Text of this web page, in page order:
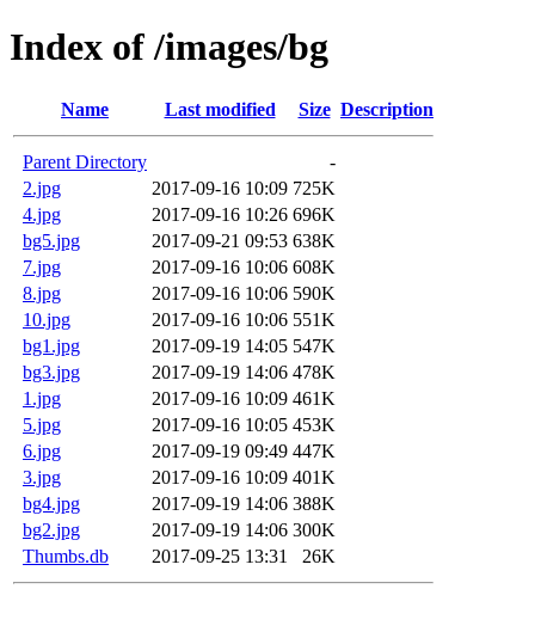
Index of /images/bg
Name Last modified Size Description
Parent Directory
-
2.jpg
2017-09-16 10:09 725K
4.jpg
2017-09-16 10:26 696K
bg5.jpg
2017-09-21 09:53 638K
7.jpg
2017-09-16 10:06 608K
8.jpg
2017-09-16 10:06 590K
10.jpg
2017-09-16 10:06 551K
bg1.jpg
2017-09-19 14:05 547K
bg3.jpg
2017-09-19 14:06 478K
1.jpg
2017-09-16 10:09 461K
5.jpg
2017-09-16 10:05 453K
6.jpg
2017-09-19 09:49 447K
3.jpg
2017-09-16 10:09 401K
bg4.jpg
2017-09-19 14:06 388K
bg2.jpg
2017-09-19 14:06 300K
Thumbs.db
2017-09-25 13:31 26K